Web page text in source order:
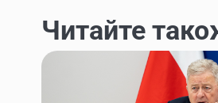
navigation
Читайте